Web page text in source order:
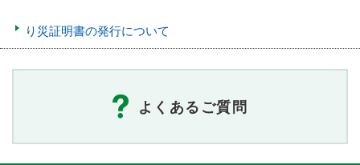
り災証明書の発行について
よくあるご質問